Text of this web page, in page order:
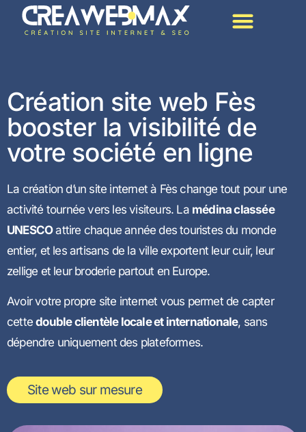
Création site web Fès
booster la visibilité de
votre société en ligne
La création d’un site internet à Fès change tout pour une
activité tournée vers les visiteurs. La médina classée
UNESCOattire chaque année des touristes du monde
entier, et les artisans de la ville exportent leur cuir, leur
zellige et leur broderie partout en Europe.
Avoir votre propre site internet vous permet de capter
cettedouble clientèle locale et internationale, sans
dépendre uniquement des plateformes.
Site web sur mesure